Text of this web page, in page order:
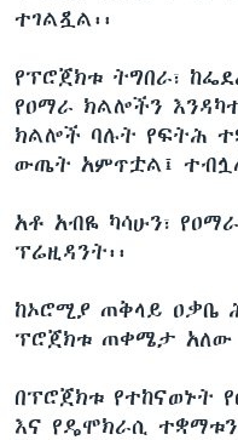
ተገልጿል፡፡
የፕሮጀክቱ ትግበራ፣
የዐማራ ክልሎችን
ክልሎች ባሉት የፍትሕ
ውጤት አምጥቷል፤
አቶ አብዬ ካሳሁን፣
ፕሬዚዳንት፡፡
ከኦሮሚያ ጠቅላይ ዐቃቤ
ፕሮጀክቱ ጠቀሜታ አለው
በፕሮጀክቱ የተከናወኑት
እና የዴሞክራሲ